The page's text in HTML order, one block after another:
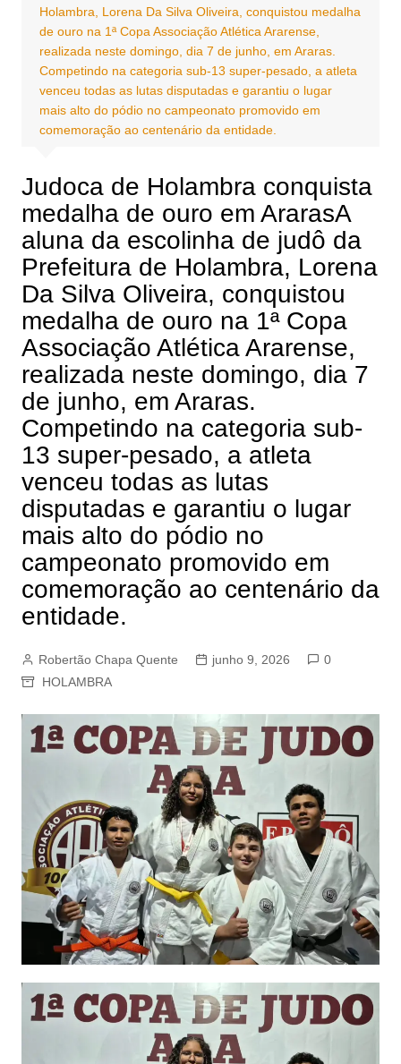
Holambra, Lorena Da Silva Oliveira, conquistou medalha
de ouro na 1ª Copa Associação Atlética Ararense,
realizada neste domingo, dia 7 de junho, em Araras.
Competindo na categoria sub-13 super-pesado, a atleta
venceu todas as lutas disputadas e garantiu o lugar
mais alto do pódio no campeonato promovido em
comemoração ao centenário da entidade.
Judoca de Holambra conquista
medalha de ouro em ArarasA
aluna da escolinha de judô da
Prefeitura de Holambra, Lorena
Da Silva Oliveira, conquistou
medalha de ouro na 1ª Copa
Associação Atlética Ararense,
realizada neste domingo, dia 7
de junho, em Araras.
Competindo na categoria sub-
13 super-pesado, a atleta
venceu todas as lutas
disputadas e garantiu o lugar
mais alto do pódio no
campeonato promovido em
comemoração ao centenário da
entidade.
Robertão Chapa Quente junho 9, 2026
0
HOLAMBRA